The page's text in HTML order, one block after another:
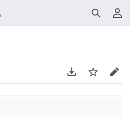
Buscar
Descarregar en
Vigilar